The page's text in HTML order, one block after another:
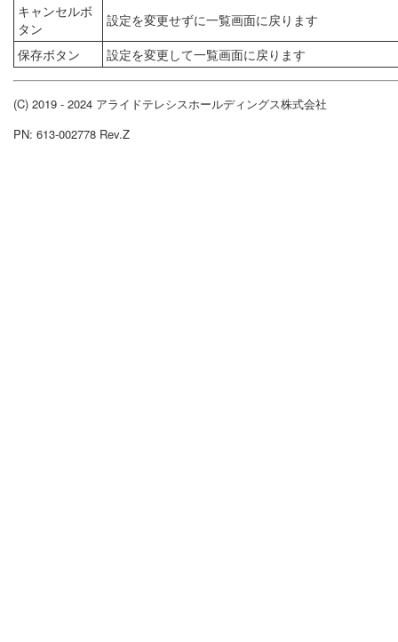
キャンセルボ
タン
設定を変更せずに一覧画面に戻ります
保存ボタン
設定を変更して一覧画面に戻ります
(C) 2019 - 2024 アライドテレシスホールディングス株式会社
PN: 613-002778 Rev.Z